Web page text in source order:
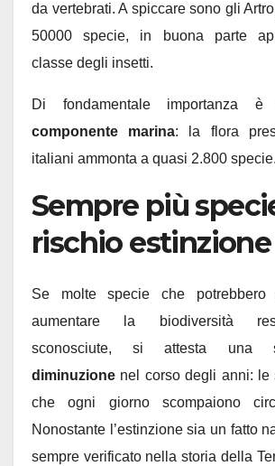
da vertebrati. A spiccare sono gli
50000 specie, in buona parte
classe degli insetti.
Di fondamentale importanza
componente marina: la flora
italiani ammonta a quasi 2.800 specie.
Sempre più
rischio estinzione
Se molte specie che potrebbero
aumentare la biodiversità
sconosciute, si attesta una
diminuzione nel corso degli anni: le
che ogni giorno scompaiono
Nonostante l’estinzione sia un fatto
sempre verificato nella storia della